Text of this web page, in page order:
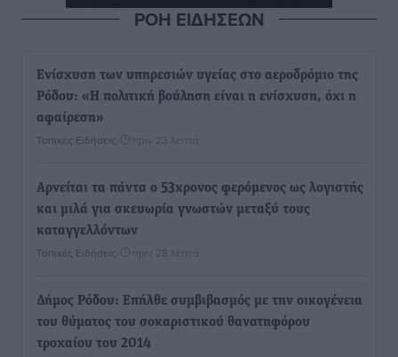
ΡΟΗ ΕΙΔΗΣΕΩΝ
Ενίσχυση των υπηρεσιών υγείας στο αεροδρόμιο της
Ρόδου: «Η πολιτική βούληση είναι η ενίσχυση, όχι η
αφαίρεση»
Τοπικές Ειδήσεις πριν 23 λεπτά
Αρνείται τα πάντα ο 53χρονος φερόμενος ως λογιστής
και μιλά για σκευωρία γνωστών μεταξύ τους
καταγγελλόντων
Τοπικές Ειδήσεις πριν 28 λεπτά
Δήμος Ρόδου: Επήλθε συμβιβασμός με την οικογένεια
του θύματος του σοκαριστικού θανατηφόρου
τροχαίου του 2014